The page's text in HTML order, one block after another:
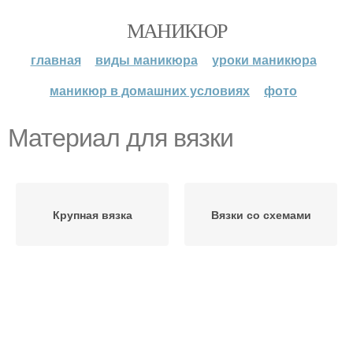
МАНИКЮР
главная виды маникюра
уроки маникюра
маникюр в домашних условиях
фото
Материал для вязки
Крупная вязка Вязки со схемами